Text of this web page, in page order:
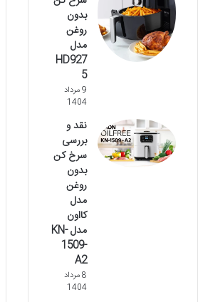
بدون
روغن
مدل
HD927
5
9 مرداد
1404
نقد و
بررسی
سرخ کن
بدون
روغن
مدل
کااون
مدل KN-
1509-
A2
8 مرداد
1404